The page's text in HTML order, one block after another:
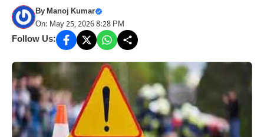
ByManoj Kumar
On: May 25, 2026 8:28 PM
Follow Us: